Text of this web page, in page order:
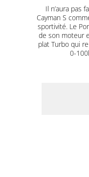
Il n’aura pas
Cayman S
sportivité. Le
de son moteur
plat Turbo qui
0-